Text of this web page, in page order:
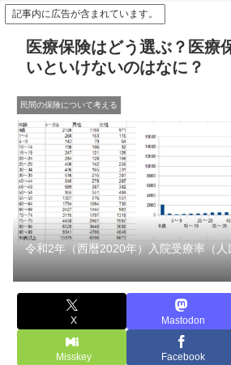
記事内に広告が含まれています。
医療保険はどう選ぶ？医療
いといけないのはなに？
民間の保険について考える
令和2年（西暦2020年）入院受療率（
X Mastodon
Misskey Facebook